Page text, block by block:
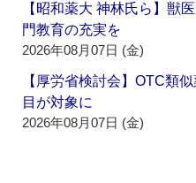
【昭和薬大 神林氏ら】獣
門教育の充実を
2026年08月07日 (金)
【厚労省検討会】OTC類
目が対象に
2026年08月07日 (金)